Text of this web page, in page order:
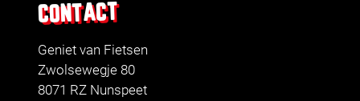
CONTACT
Geniet van Fietsen
Zwolsewegje 80
8071 RZ Nunspeet